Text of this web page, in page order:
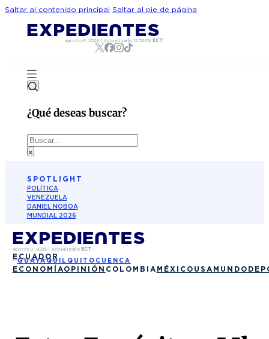
Saltar al contenido principal Saltar al pie de página
agosto 9, 2026 |Actualizado12:52:09 ECT
¿Qué deseas buscar?
Buscar
×
SPOTLIGHT
POLÍTICA
VENEZUELA
DANIEL NOBOA
MUNDIAL 2026
agosto 9, 2026| Actualizado ECT
ECUADOR
GUAYAQUIL QUITO CUENCA
ECONOMÍAOPINIÓN COLOMBIA MÉXICO USA MUNDO